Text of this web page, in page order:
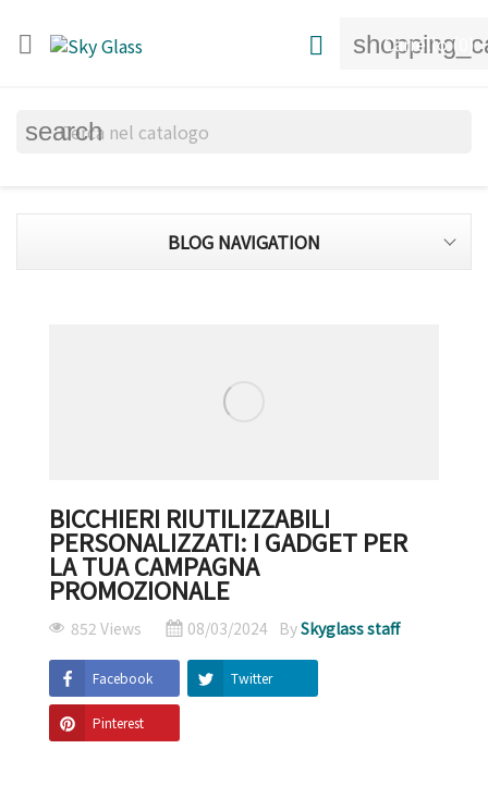
 Carrello(0)

search
BLOG NAVIGATION
BICCHIERI RIUTILIZZABILI
PERSONALIZZATI: I GADGET PER
LA TUA CAMPAGNA
PROMOZIONALE
852 Views 08/03/2024 BySkyglass staff
Facebook Twitter
Pinterest